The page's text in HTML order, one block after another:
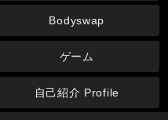
Bodyswap
ゲーム
自己紹介 Profile